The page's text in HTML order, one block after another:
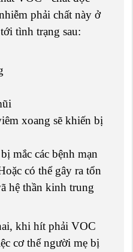
phải chất này ở
tình trạng sau:
xoang sẽ khiến bị
mắc các bệnh mạn
có thể gây ra tổn
hệ thần kinh trung
khi hít phải VOC
cơ thể người mẹ bị